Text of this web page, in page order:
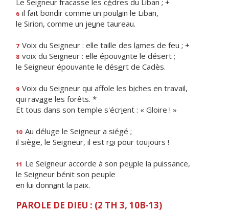
Le Seigneur fracasse les cèdres du Liban ; +
6 il fait bondir comme un poulain le Liban,
le Sirion, comme un jeune taureau.
7 Voix du Seigneur : elle taille des lames de feu ; +
8 voix du Seigneur : elle épouvante le désert ;
le Seigneur épouvante le désert de Cadès.
9 Voix du Seigneur qui affole les biches en travail,
qui ravage les forêts. *
Et tous dans son temple s'écrient : « Gloire ! »
10 Au déluge le Seigneur a siégé ;
il siège, le Seigneur, il est roi pour toujours !
11 Le Seigneur accorde à son peuple la puissance,
le Seigneur bénit son peuple
en lui donnant la paix.
PAROLE DE DIEU : (2 TH 3, 10B-13)